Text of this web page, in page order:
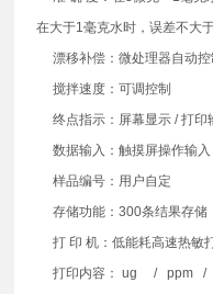
在大于1毫克水时，误差不大
漂移补偿：微处理器自动控
搅拌速度：可调控制
终点指示：屏幕显示 / 打印
数据输入：触摸屏操作输入
样品编号：用户自定
存储功能：300条结果存储
打 印 机：低能耗高速热敏
打印内容： ug / ppm /